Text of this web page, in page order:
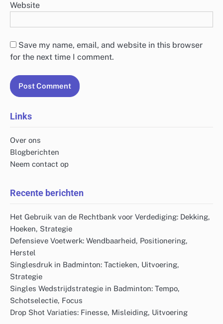
Website
Save my name, email, and website in this browser
for the next time I comment.
Links
Over ons
Blogberichten
Neem contact op
Recente berichten
Het Gebruik van de Rechtbank voor Verdediging: Dekking,
Hoeken, Strategie
Defensieve Voetwerk: Wendbaarheid, Positionering,
Herstel
Singlesdruk in Badminton: Tactieken, Uitvoering,
Strategie
Singles Wedstrijdstrategie in Badminton: Tempo,
Schotselectie, Focus
Drop Shot Variaties: Finesse, Misleiding, Uitvoering